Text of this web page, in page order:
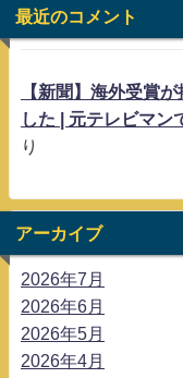
最近のコメント
【新聞】海外受賞
した | 元テレビマン
り
アーカイブ
2026年7月
2026年6月
2026年5月
2026年4月